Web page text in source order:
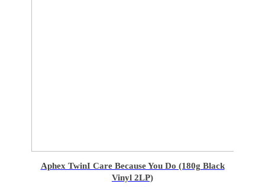
Aphex TwinI Care Because You Do (180g Black
Vinyl 2LP)